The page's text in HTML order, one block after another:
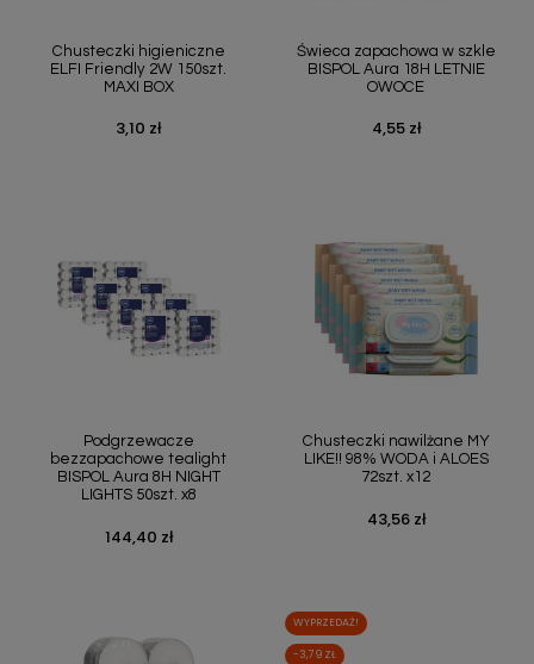
Chusteczki higieniczne
ELFI Friendly 2W 150szt.
MAXI BOX
Cena
3,10 zł
Świeca zapachowa w szkle
BISPOL Aura 18H LETNIE
OWOCE
Cena
4,55 zł
Podgrzewacze
bezzapachowe tealight
BISPOL Aura 8H NIGHT
LIGHTS 50szt. x8
Cena
144,40 zł
Chusteczki nawilżane MY
LIKE!! 98% WODA i ALOES
72szt. x12
Cena
43,56 zł
-3,79 ZŁ
WYPRZEDAŻ!